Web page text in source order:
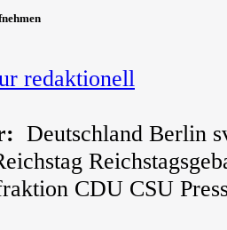
redaktionell
Deutschland Berlin
CDU CSU